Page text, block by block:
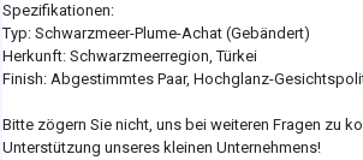
Spezifikationen:
Typ: Schwarzmeer-Plume-Achat (Gebändert)
Herkunft: Schwarzmeerregion, Türkei
Finish: Abgestimmtes Paar, Hochglanz-
Bitte zögern Sie nicht, uns bei weiteren Fragen zu
Unterstützung unseres kleinen Unternehmens!